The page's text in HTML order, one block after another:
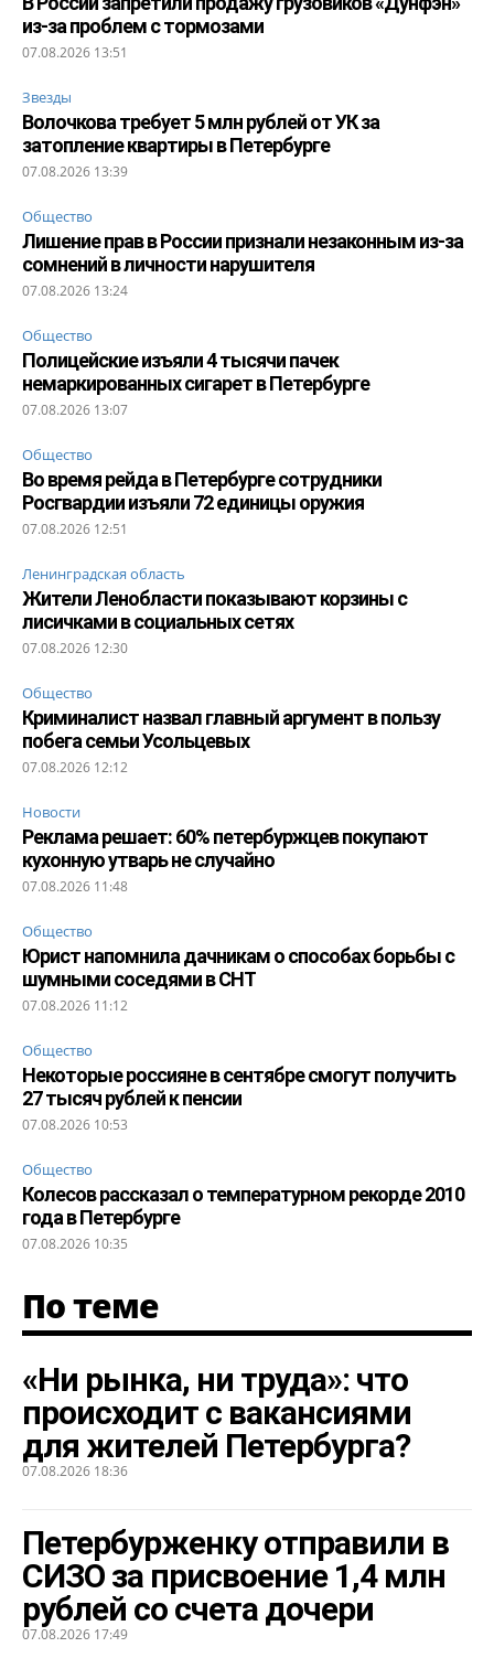
из-за проблем с тормозами
07.08.2026 13:51
Звезды
Волочкова требует 5 млн рублей от УК за
затопление квартиры в Петербурге
07.08.2026 13:39
Общество
Лишение прав в России признали незаконным из-за
сомнений в личности нарушителя
07.08.2026 13:24
Общество
Полицейские изъяли 4 тысячи пачек
немаркированных сигарет в Петербурге
07.08.2026 13:07
Общество
Во время рейда в Петербурге сотрудники
Росгвардии изъяли 72 единицы оружия
07.08.2026 12:51
Ленинградская область
Жители Ленобласти показывают корзины с
лисичками в социальных сетях
07.08.2026 12:30
Общество
Криминалист назвал главный аргумент в пользу
побега семьи Усольцевых
07.08.2026 12:12
Новости
Реклама решает: 60% петербуржцев покупают
кухонную утварь не случайно
07.08.2026 11:48
Общество
Юрист напомнила дачникам о способах борьбы с
шумными соседями в СНТ
07.08.2026 11:12
Общество
Некоторые россияне в сентябре смогут получить
27 тысяч рублей к пенсии
07.08.2026 10:53
Общество
Колесов рассказал о температурном рекорде 2010
года в Петербурге
07.08.2026 10:35
По теме
«Ни рынка, ни труда»: что
происходит с вакансиями
для жителей Петербурга?
07.08.2026 18:36
Петербурженку отправили в
СИЗО за присвоение 1,4 млн
рублей со счета дочери
07.08.2026 17:49